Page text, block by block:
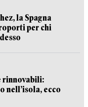
la Spagna
per chi
rinnovabili:
nell’isola, ecco